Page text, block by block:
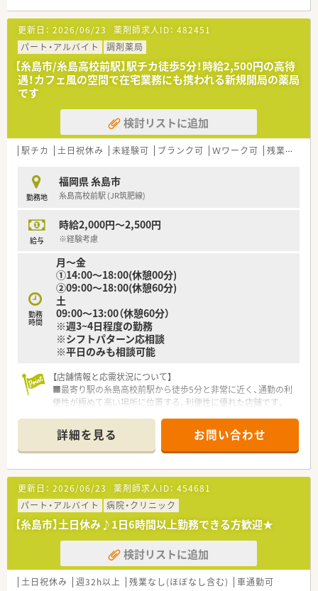
【法人特徴について】
■福岡県内に4店舗の調剤薬局を展開しており、「親切・安心・満
足」という基本方針を大切にしている企業です。
■在宅医療やジェネリック医薬品の普及に積極的で、次期診療報
酬改定を見据えた先見性のある経営を行っています。
■新規開局も予定されている成長企業であり、地域に根差したド
ミナント展開による安定した基盤が大きな特徴です。
【こんな方にオススメ】
■午前中のみの短時間勤務を希望しており、午後からは趣味や家
事に時間を使いたいという方に大変オススメです。
■車通勤を希望されている方にとって、駐車場完備の環境は非常
■高時給を維持しながら、無理のない範囲でキャリアを継続した
い、ワークライフバランス重視の方に最適です。
更新日： 2026/06/23 薬剤師求人ID： 482451
パート・アルバイト
調剤薬局
【糸島市/糸島高校前駅】駅チカ徒歩5分！時給2,500円の高待
遇！カフェ風の空間で在宅業務にも携われる新規開局の薬局
です
検討リストに追加
駅チカ 土日祝休み 未経験可 ブランク可 Ｗワーク可 残業なし(ほぼなし含む)
勤務地
福岡県 糸島市
糸島高校前駅 (JR筑肥線)
給与
時給2,000円～2,500円
※経験考慮
勤務
時間
月～金
①14:00～18:00(休憩00分)
②09:00～18:00(休憩60分)
土
09:00～13:00（休憩60分）
※週3~4日程度の勤務
※シフトパターン応相談
※平日のみも相談可能
【店舗情報と応需状況について】
■最寄り駅の糸島高校前駅から徒歩5分と非常に近く、通勤の利
便性が極めて高い場所に位置する、利便性に優れた店舗です。
枚程度を想定しており、一人ひとりに丁寧な対応が可能です。
■勤務体制は薬剤師が常時1名から2名に事務員が1名加わる構
成で、無理のない落ち着いた環境で業務に取り組めます。
【法人特徴について】
■福岡県を中心に調剤薬局を2店舗展開するほか、ジェネリック
の卸売や菓子製造など多岐にわたる事業で経営基盤が安定して
います。
■今後も着実に新規開局を予定しており、地域住民が集う場所と
してのカフェ風店舗づくりなど、独自のビジョンを持っていま
■頑張った方には昇給という形でしっかりと還元する方針を掲
げており、個人の努力を正当に評価して、給与に反映させていま
詳細を見る お問い合わせ
更新日： 2026/06/23 薬剤師求人ID： 454681
パート・アルバイト
病院・クリニック
【糸島市】土日休み♪1日6時間以上勤務できる方歓迎★
検討リストに追加
土日祝休み 週32h以上 残業なし(ほぼなし含む) 車通勤可